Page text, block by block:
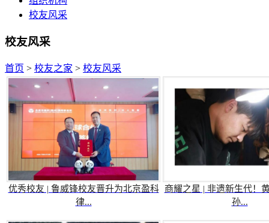
校友风采
校友风采
首页 > 校友之家 > 校友风采
优秀校友 | 鲁威锋校友晋升为北京盈科
律...
商耀之星 | 非遗新生代！
孙...